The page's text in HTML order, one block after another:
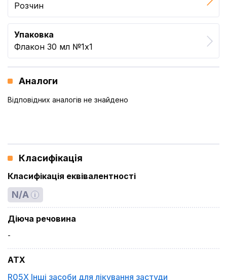
Розчин
Упаковка
Флакон 30 мл №1x1
Аналоги
Відповідних аналогів не знайдено
Класифікація
Класифікація еквівалентності
N/A
Діюча речовина
-
ATX
R05X Інші засоби для лікування застуди